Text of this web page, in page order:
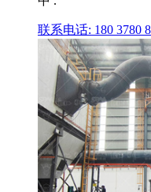
联系电话: 180 3780